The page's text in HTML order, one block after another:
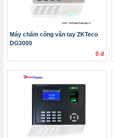
Máy chấm công vân tay ZKTeco
DG3000
0 đ